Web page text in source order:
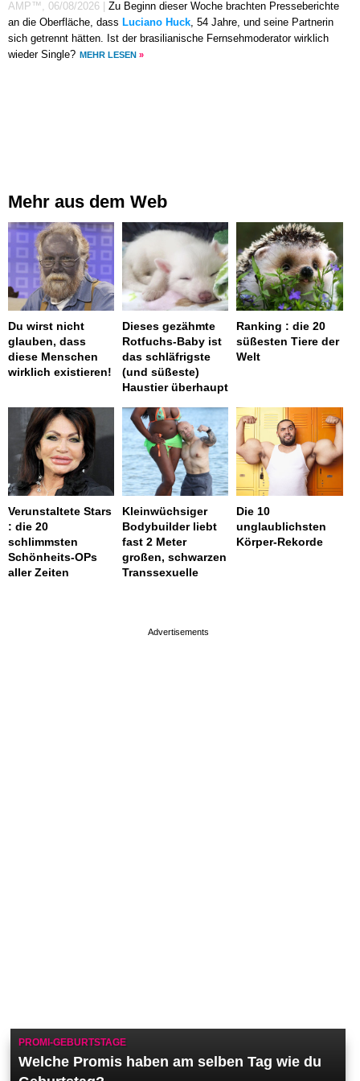
AMP™, 06/08/2026
Zu Beginn dieser Woche brachten Presseberichte
an die Oberfläche, dass Luciano Huck, 54 Jahre, und seine Partnerin
sich getrennt hätten. Ist der brasilianische Fernsehmoderator wirklich
wieder Single? MEHR LESEN »
Mehr aus dem Web
Du wirst nicht
glauben, dass
diese Menschen
wirklich existieren!
Dieses gezähmte
Rotfuchs-Baby ist
das schläfrigste
(und süßeste)
Haustier überhaupt
Ranking : die 20
süßesten Tiere der
Welt
Verunstaltete Stars
: die 20
schlimmsten
Schönheits-OPs
aller Zeiten
Kleinwüchsiger
Bodybuilder liebt
fast 2 Meter
großen, schwarzen
Transsexuelle
Die 10
unglaublichsten
Körper-Rekorde
PROMI-GEBURTSTAGE
Welche Promis haben am selben Tag wie du